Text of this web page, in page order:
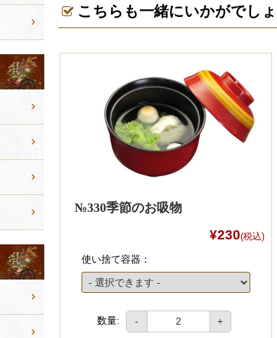
こちらも一緒にいかがでし
№330季節のお吸物
¥230(税込)
使い捨て容器：
数量: - +